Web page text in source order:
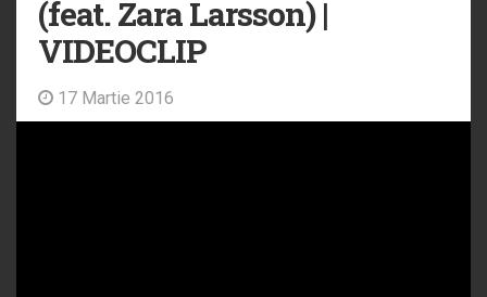
(feat. Zara Larsson) |
VIDEOCLIP
17 Martie 2016